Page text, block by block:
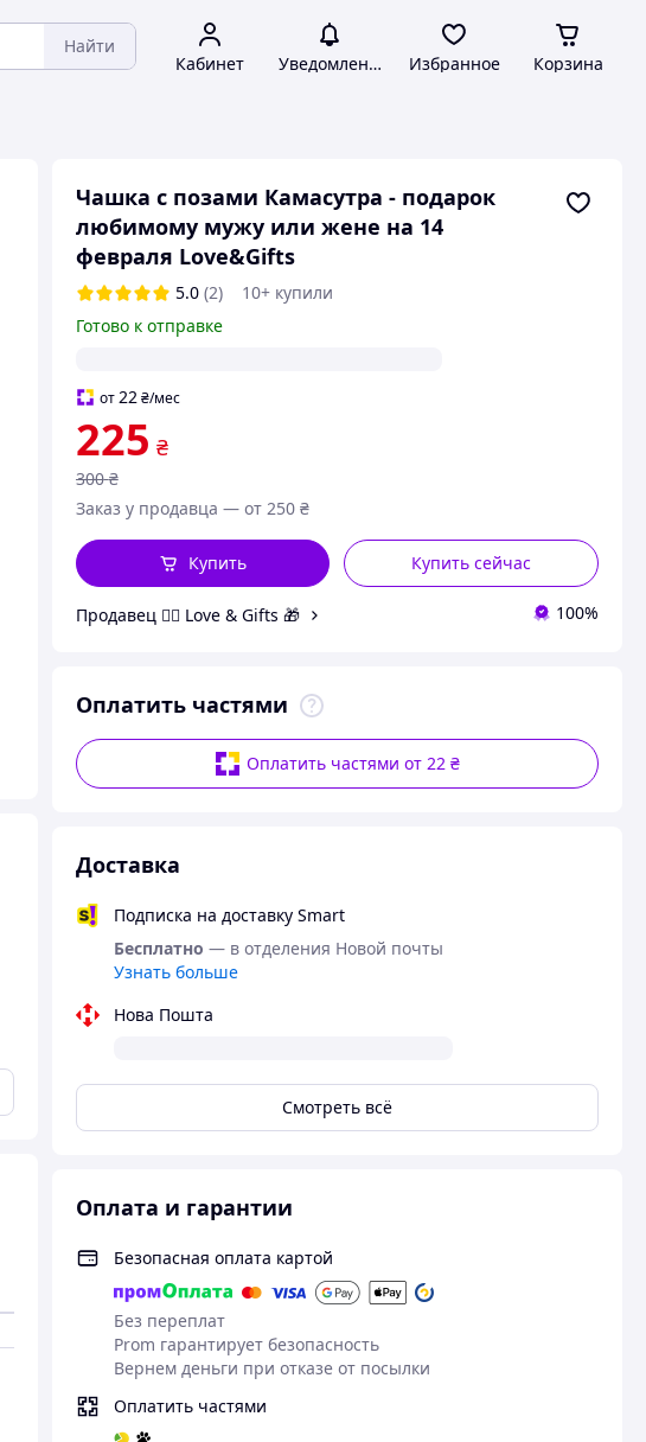
Найти
Кабинет Уведомления Избранное Корзина
Чашка с позами Камасутра - подарок
любимому мужу или жене на 14
февраля Love&Gifts
5.0 (2)
10+ купили
Готово к отправке
от22 ₴/мес
225 ₴
300 ₴
Заказ у продавца — от 250 ₴
Купить сейчас
Купить
Продавец ❤️‍🔥 Love & Gifts 🎁 100%
Оплатить частями
Оплатить частями от 22 ₴
Доставка
Подписка на доставку Smart
Бесплатно — в отделения Новой почты
Узнать больше
Нова Пошта
Смотреть всё
Оплата и гарантии
Безопасная оплата картой
Без переплат
Prom гарантирует безопасность
Вернем деньги при отказе от посылки
Оплатить частями